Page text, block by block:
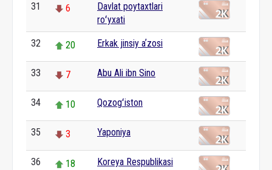
31 6
Davlat poytaxtlari
roʻyxati
32 20 Erkak jinsiy aʼzosi
33 7 Abu Ali ibn Sino
34 10 Qozogʻiston
35 3 Yaponiya
36 18 Koreya Respublikasi